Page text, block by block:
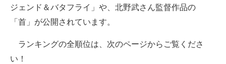
ジェンド＆バタフライ」や、北野武さん監督作品の
「首」が公開されています。
ランキングの全順位は、次のページからご覧くださ
い！